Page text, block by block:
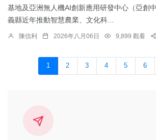
基地及亞洲無人機AI創新應用研發中心（亞創
義縣近年推動智慧農業、文化科...
陳信利 2026年八月06日 9,899 觀看
1 2 3 4 5 6